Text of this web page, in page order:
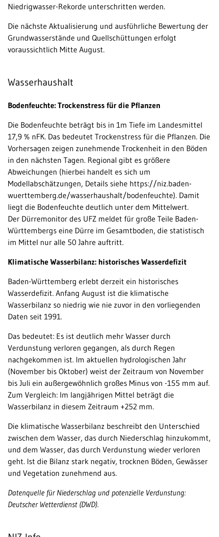
Niedrigwasser-Rekorde unterschritten werden.
Die nächste Aktualisierung und ausführliche Bewertung der
Grundwasserstände und Quellschüttungen erfolgt
voraussichtlich Mitte August.
Wasserhaushalt
Bodenfeuchte: Trockenstress für die Pflanzen
Die Bodenfeuchte beträgt bis in 1m Tiefe im Landesmittel
17,9 % nFK. Das bedeutet Trockenstress für die Pflanzen. Die
Vorhersagen zeigen zunehmende Trockenheit in den Böden
in den nächsten Tagen. Regional gibt es größere
Abweichungen (hierbei handelt es sich um
Modellabschätzungen, Details siehe https://niz.baden-
wuerttemberg.de/wasserhaushalt/bodenfeuchte). Damit
liegt die Bodenfeuchte deutlich unter dem Mittelwert.
Der Dürremonitor des UFZ meldet für große Teile Baden-
Württembergs eine Dürre im Gesamtboden, die statistisch
im Mittel nur alle 50 Jahre auftritt.
Klimatische Wasserbilanz: historisches Wasserdefizit
Baden-Württemberg erlebt derzeit ein historisches
Wasserdefizit. Anfang August ist die klimatische
Wasserbilanz so niedrig wie nie zuvor in den vorliegenden
Daten seit 1991.
Das bedeutet: Es ist deutlich mehr Wasser durch
Verdunstung verloren gegangen, als durch Regen
nachgekommen ist. Im aktuellen hydrologischen Jahr
(November bis Oktober) weist der Zeitraum von November
bis Juli ein außergewöhnlich großes Minus von -155 mm auf.
Zum Vergleich: Im langjährigen Mittel beträgt die
Wasserbilanz in diesem Zeitraum +252 mm.
Die klimatische Wasserbilanz beschreibt den Unterschied
zwischen dem Wasser, das durch Niederschlag hinzukommt,
und dem Wasser, das durch Verdunstung wieder verloren
geht. Ist die Bilanz stark negativ, trocknen Böden, Gewässer
und Vegetation zunehmend aus.
Datenquelle für Niederschlag und potenzielle Verdunstung:
Deutscher Wetterdienst (DWD).